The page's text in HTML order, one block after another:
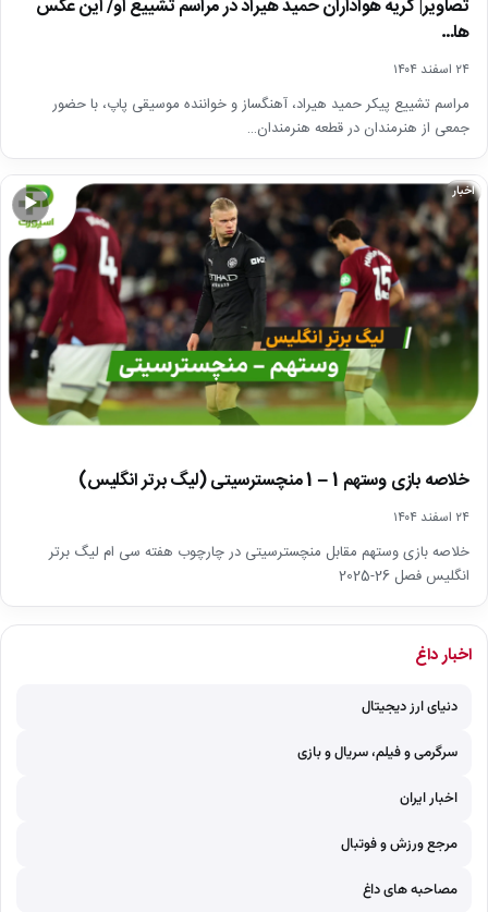
تصاویر| گریه هواداران حمید هیراد در مراسم تشییع او/ این عکس
ها…
۲۴ اسفند ۱۴۰۴
مراسم تشییع پیکر حمید هیراد، آهنگساز و خواننده موسیقی پاپ، با حضور
جمعی از هنرمندان در قطعه هنرمندان…
▶
اخبار
خلاصه بازی وستهم 1 – 1 منچسترسیتی (لیگ برتر انگلیس)
۲۴ اسفند ۱۴۰۴
خلاصه بازی وستهم مقابل منچسترسیتی در چارچوب هفته سی ام لیگ برتر
انگلیس فصل 26-2025
اخبار داغ
دنیای ارز دیجیتال
سرگرمی و فیلم، سریال و بازی
اخبار ایران
مرجع ورزش و فوتبال
مصاحبه های داغ